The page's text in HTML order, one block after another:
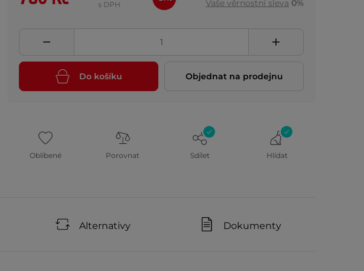
s DPH
Vaše věrnostní sleva 0%
Do košíku Objednat na prodejnu
Oblíbené Porovnat Sdílet Hlídat
Alternativy Dokumenty